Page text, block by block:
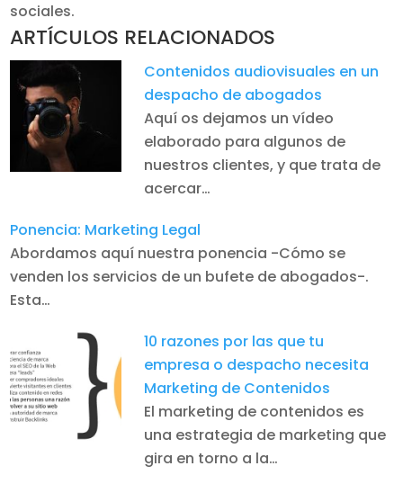
sociales.
ARTÍCULOS RELACIONADOS
Contenidos audiovisuales en un
despacho de abogados
Aquí os dejamos un vídeo
elaborado para algunos de
nuestros clientes, y que trata de
acercar…
Ponencia: Marketing Legal
Abordamos aquí nuestra ponencia -Cómo se
venden los servicios de un bufete de abogados-.
Esta…
10 razones por las que tu
empresa o despacho necesita
Marketing de Contenidos
El marketing de contenidos es
una estrategia de marketing que
gira en torno a la…